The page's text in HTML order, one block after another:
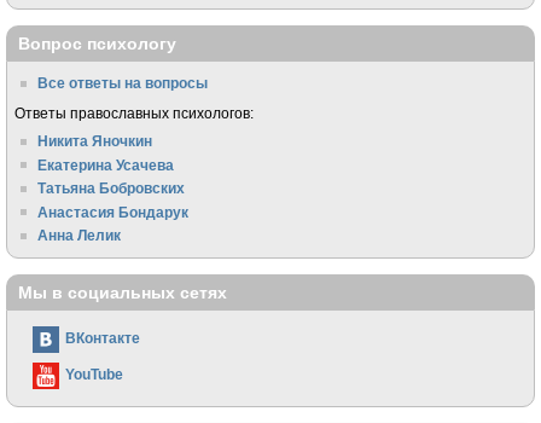
Вопрос психологу
Все ответы на вопросы
Ответы православных психологов:
Никита Яночкин
Екатерина Усачева
Татьяна Бобровских
Анастасия Бондарук
Анна Лелик
Мы в социальных сетях
ВКонтакте
YouTube